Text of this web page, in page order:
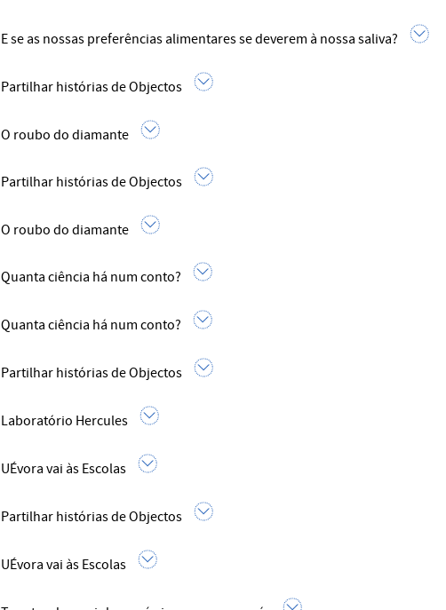
E se as nossas preferências alimentares se deverem à nossa saliva?
Partilhar histórias de Objectos
O roubo do diamante
Partilhar histórias de Objectos
O roubo do diamante
Quanta ciência há num conto?
Quanta ciência há num conto?
Partilhar histórias de Objectos
Laboratório Hercules
UÉvora vai às Escolas
Partilhar histórias de Objectos
UÉvora vai às Escolas